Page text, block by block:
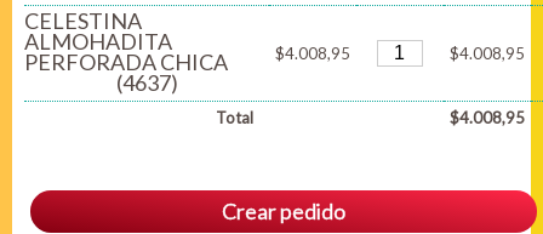
CELESTINA
ALMOHADITA
PERFORADA CHICA
(4637)
$4.008,95 $4.008,95
Total $4.008,95
Crear pedido